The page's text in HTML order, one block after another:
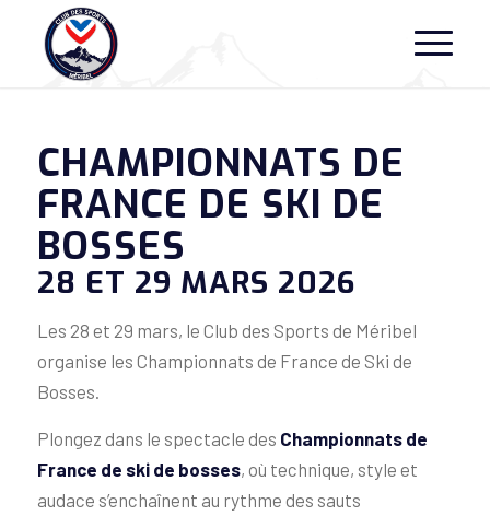
CHAMPIONNATS DE
FRANCE DE SKI DE
BOSSES
28 ET 29 MARS 2026
Les 28 et 29 mars, le Club des Sports de Méribel
organise les Championnats de France de Ski de
Bosses.
Plongez dans le spectacle des Championnats de
France de ski de bosses, où technique, style et
audace s’enchaînent au rythme des sauts